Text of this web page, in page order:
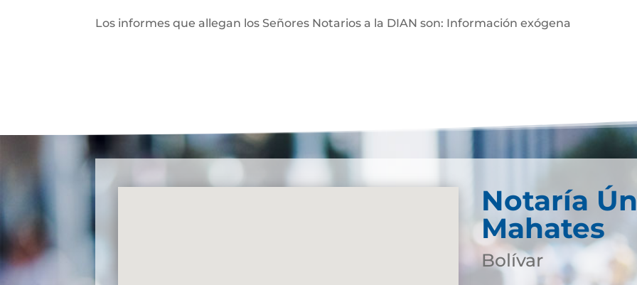
Los informes que allegan los Señores Notarios a la DIAN son: Información exógena
Notaría
Mahates
Bolívar